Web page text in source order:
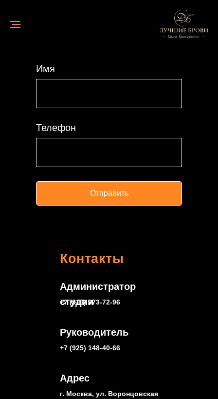
Имя
Телефон
Отправить
Администратор
студии
+7 (916) 973-72-96
Адрес
Руководитель
г. Москва, ул. Воронцовская
+7 (925) 148-40-66
Контакты